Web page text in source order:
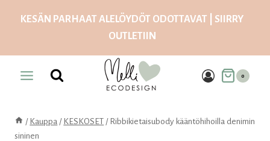
sisältöönKESÄN PARHAAT ALELÖYDÖT ODOTTAVAT | SIIRRY
OUTLETIIN
0
/ Kauppa / KESKOSET / Ribbikietaisubody kääntöhihoilla denimin
sininen